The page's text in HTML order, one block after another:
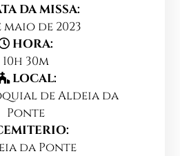
DA MISSA:
maio de 2023
HORA:
10h 30m
LOCAL:
de Aldeia da
Ponte
da Ponte